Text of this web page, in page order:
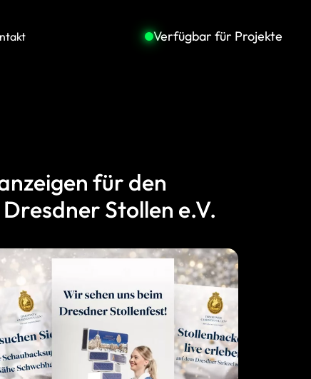
Verfügbar für Projekte
für den
Stollen e.V.